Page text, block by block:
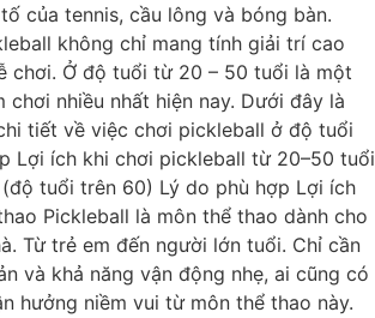
của tennis, cầu lông và bóng bàn.
không chỉ mang tính giải trí cao
chơi. Ở độ tuổi từ 20 – 50 tuổi là một
chơi nhiều nhất hiện nay. Dưới đây là
tiết về việc chơi pickleball ở độ tuổi
Lợi ích khi chơi pickleball từ 20–50 tuổi
tuổi trên 60) Lý do phù hợp Lợi ích
Pickleball là môn thể thao dành cho
Từ trẻ em đến người lớn tuổi. Chỉ cần
và khả năng vận động nhẹ, ai cũng có
hưởng niềm vui từ môn thể thao này.